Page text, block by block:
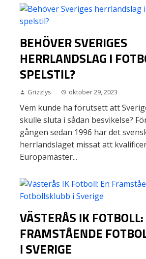
BEHÖVER SVERIGES
HERRLANDSLAG I
SPELSTIL?
Grizzlys oktober 29, 2023
Vem kunde ha förutsett att
skulle sluta i sådan besvikelse?
gången sedan 1996 har det
herrlandslaget missat att
Europamäster...
VÄSTERÅS IK
FRAMSTÅENDE
I SVERIGE